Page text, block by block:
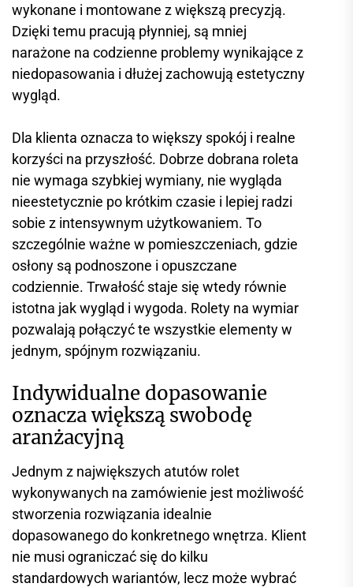
wykonane i montowane z większą precyzją.
Dzięki temu pracują płynniej, są mniej
narażone na codzienne problemy wynikające z
niedopasowania i dłużej zachowują estetyczny
wygląd.
Dla klienta oznacza to większy spokój i realne
korzyści na przyszłość. Dobrze dobrana roleta
nie wymaga szybkiej wymiany, nie wygląda
nieestetycznie po krótkim czasie i lepiej radzi
sobie z intensywnym użytkowaniem. To
szczególnie ważne w pomieszczeniach, gdzie
osłony są podnoszone i opuszczane
codziennie. Trwałość staje się wtedy równie
istotna jak wygląd i wygoda. Rolety na wymiar
pozwalają połączyć te wszystkie elementy w
jednym, spójnym rozwiązaniu.
Indywidualne dopasowanie
oznacza większą swobodę
aranżacyjną
Jednym z największych atutów rolet
wykonywanych na zamówienie jest możliwość
stworzenia rozwiązania idealnie
dopasowanego do konkretnego wnętrza. Klient
nie musi ograniczać się do kilku
standardowych wariantów, lecz może wybrać